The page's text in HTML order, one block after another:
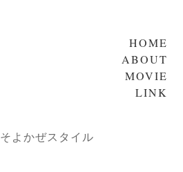
HOME
ABOUT
MOVIE
LINK
そよかぜスタイル